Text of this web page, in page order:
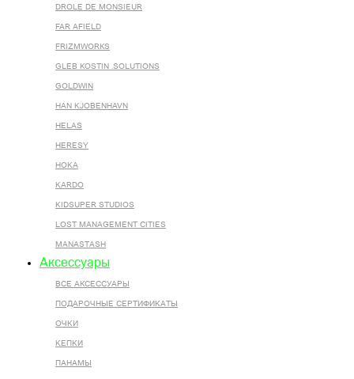
DROLE DE MONSIEUR
FAR AFIELD
FRIZMWORKS
GLEB KOSTIN .SOLUTIONS
GOLDWIN
HAN KJOBENHAVN
HELAS
HERESY
HOKA
KARDO
KIDSUPER STUDIOS
LOST MANAGEMENT CITIES
MANASTASH
Аксессуары
ВСЕ AКСЕССУАРЫ
ПОДАРОЧНЫЕ СЕРТИФИКАТЫ
ОЧКИ
КЕПКИ
ПАНАМЫ